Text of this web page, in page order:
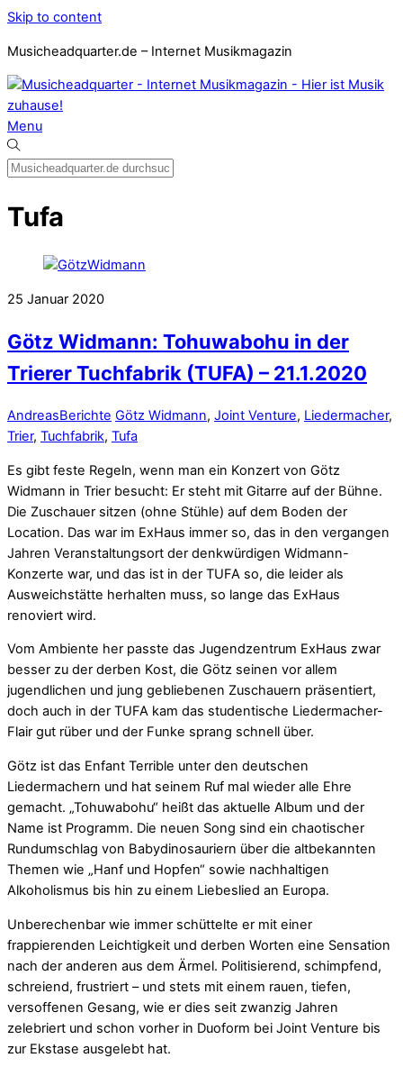
Skip to content
Musicheadquarter.de – Internet Musikmagazin
Menu
Tufa
25 Januar 2020
Götz Widmann: Tohuwabohu in der
Trierer Tuchfabrik (TUFA) – 21.1.2020
AndreasBerichte Götz Widmann, Joint Venture, Liedermacher,
Trier, Tuchfabrik, Tufa
Es gibt feste Regeln, wenn man ein Konzert von Götz
Widmann in Trier besucht: Er steht mit Gitarre auf der Bühne.
Die Zuschauer sitzen (ohne Stühle) auf dem Boden der
Location. Das war im ExHaus immer so, das in den vergangen
Jahren Veranstaltungsort der denkwürdigen Widmann-
Konzerte war, und das ist in der TUFA so, die leider als
Ausweichstätte herhalten muss, so lange das ExHaus
renoviert wird.
Vom Ambiente her passte das Jugendzentrum ExHaus zwar
besser zu der derben Kost, die Götz seinen vor allem
jugendlichen und jung gebliebenen Zuschauern präsentiert,
doch auch in der TUFA kam das studentische Liedermacher-
Flair gut rüber und der Funke sprang schnell über.
Götz ist das Enfant Terrible unter den deutschen
Liedermachern und hat seinem Ruf mal wieder alle Ehre
gemacht. „Tohuwabohu“ heißt das aktuelle Album und der
Name ist Programm. Die neuen Song sind ein chaotischer
Rundumschlag von Babydinosauriern über die altbekannten
Themen wie „Hanf und Hopfen“ sowie nachhaltigen
Alkoholismus bis hin zu einem Liebeslied an Europa.
Unberechenbar wie immer schüttelte er mit einer
frappierenden Leichtigkeit und derben Worten eine Sensation
nach der anderen aus dem Ärmel. Politisierend, schimpfend,
schreiend, frustriert – und stets mit einem rauen, tiefen,
versoffenen Gesang, wie er dies seit zwanzig Jahren
zelebriert und schon vorher in Duoform bei Joint Venture bis
zur Ekstase ausgelebt hat.